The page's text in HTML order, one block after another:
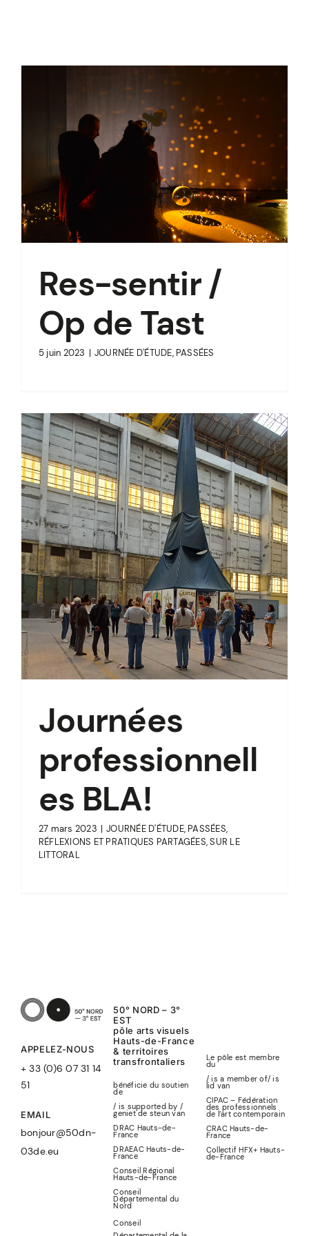
Res-sentir /
Op de Tast
5 juin 2023 | JOURNÉE D'ÉTUDE, PASSÉES
Journées
professionnell
es BLA!
27 mars 2023 | JOURNÉE D'ÉTUDE, PASSÉES,
RÉFLEXIONS ET PRATIQUES PARTAGÉES,SUR LE
LITTORAL
APPELEZ-NOUS
+ 33 (0)6 07 31 14
51
EMAIL
bonjour@50dn-
03de.eu
50° NORD – 3°
EST
pôle arts visuels
Hauts-de-France
& territoires
transfrontaliers
bénéficie du soutien
de
/ is supported by /
geniet de steun van
DRAC Hauts-de-
France
DRAEAC Hauts-de-
France
Conseil Régional
Hauts-de-France
Conseil
Départemental du
Nord
Conseil
Le pôle est membre
du
/ is a member of/is
lid van
CIPAC – Fédération
des professionnels
de l’art contemporain
CRAC Hauts-de-
France
Collectif HFX+ Hauts-
de-France